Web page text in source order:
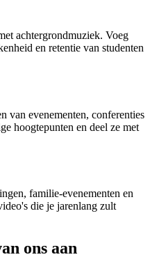
achtergrondmuziek. Voeg
en retentie van studenten
van evenementen, conferenties
hoogtepunten en deel ze met
familie-evenementen en
die je jarenlang zult
ons aan